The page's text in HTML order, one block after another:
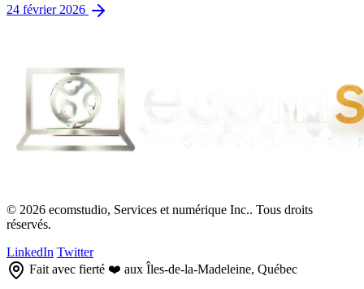
24 février 2026
© 2026 ecomstudio, Services et numérique Inc.. Tous droits
réservés.
LinkedIn Twitter
Fait avec fierté ❤️ aux Îles-de-la-Madeleine, Québec